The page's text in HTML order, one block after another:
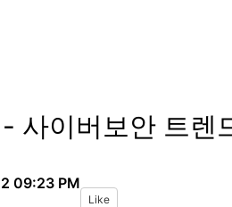
사이버보안 트렌
09:23 PM
Like